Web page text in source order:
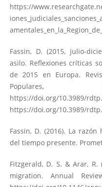
https://
Fassin, D. (2015, julio-
asilo. Reflexiones críticas
de 2015 en Europa.
Populares,
https://doi.org/10.3989/
https://doi.org/10.3989/
Fassin, D. (2016). La
del tiempo presente.
Fitzgerald, D. S. & Arar, R.
migration. Annual